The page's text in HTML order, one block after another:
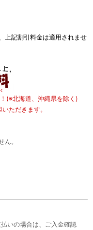
上記割引料金は適用されませ
(※北海道、沖縄県を除く)
ただきます。
。
いの場合は、ご入金確認